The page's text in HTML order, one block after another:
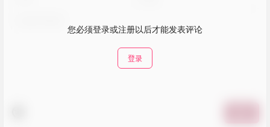
您必须登录或注册以后才能发表评论
登录